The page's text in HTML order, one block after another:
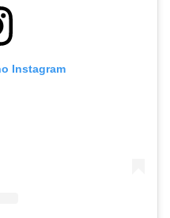
Instagram